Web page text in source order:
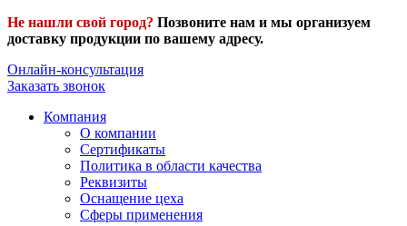
Не нашли свой город? Позвоните нам и мы организуем
доставку продукции по вашему адресу.
Онлайн-консультация
Заказать звонок
Компания
О компании
Сертификаты
Политика в области качества
Реквизиты
Оснащение цеха
Сферы применения